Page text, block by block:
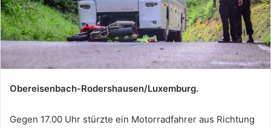
Obereisenbach-Rodershausen/Luxemburg.
Gegen 17.00 Uhr stürzte ein Motorradfahrer aus Richtung